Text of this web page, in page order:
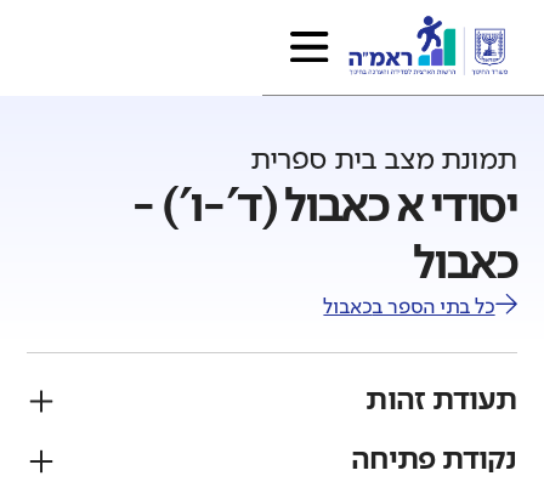
תמונת מצב בית ספרית
יסודי א כאבול (ד'-ו') -
כאבול
כל בתי הספר בכאבול
תעודת זהות
פיקוח
נקודת פתיחה